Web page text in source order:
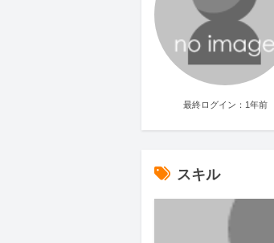
最終ログイン：1年前
スキル